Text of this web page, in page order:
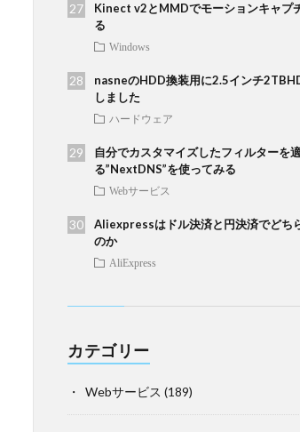
Kinect v2とMMDでモーションキャプ
る
Windows
nasneのHDD換装用に2.5インチ
しました
ハードウェア
自分でカスタマイズしたフィルターを
る”NextDNS”を使ってみる
Webサービス
Aliexpressはドル決済と円決済でどち
のか
AliExpress
カテゴリー
Webサービス (189)